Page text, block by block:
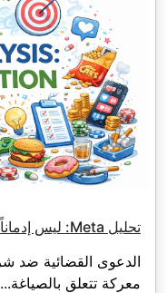
تحليل Meta: ليس إدماناً
معركة تتعلق بالصياغة...